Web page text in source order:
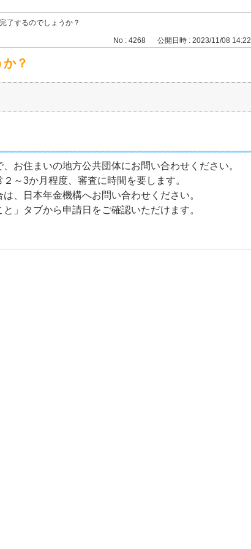
了するのでしょうか？
No : 4268 公開日時 : 2023/11/08 14:22
？
お住まいの地方公共団体にお問い合わせください。
～3か月程度、審査に時間を要します。
、日本年金機構へお問い合わせください。
」タブから申請日をご確認いただけます。